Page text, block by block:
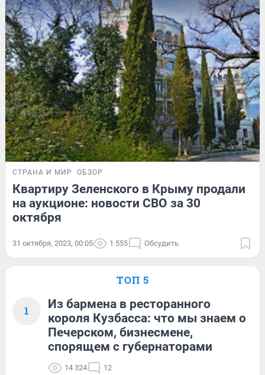
СТРАНА И МИР ОБЗОР
Квартиру Зеленского в Крыму продали
на аукционе: новости СВО за 30
октября
31 октября, 2023, 00:05 1 555 Обсудить
ТОП 5
1
Из бармена в ресторанного
короля Кузбасса: что мы знаем о
Печерском, бизнесмене,
спорящем с губернаторами
14 324 12